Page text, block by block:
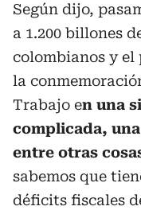
Según dijo,
a 1.200 billones
colombianos y el
la
Trabajo en una
complicada,
entre otras
sabemos que
déficits fiscales